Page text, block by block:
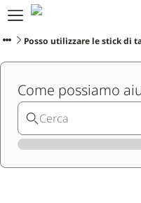
Prodotti
Scopri Ploom
Club
Assistenza
Avvertenze sul prodotto
Posso utilizzare le stick di
Come possiamo